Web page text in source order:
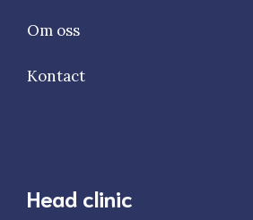
Om oss
Kontact
Head clinic